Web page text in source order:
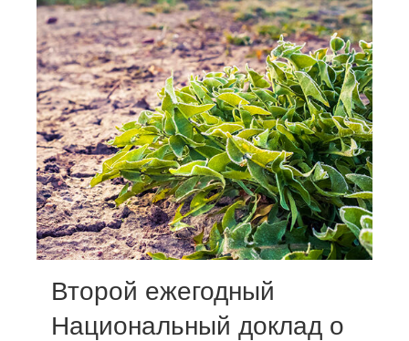
Об институте
Научные подразделения
Администрация
Сотрудники
Отчетность
Противодействие коррупции
Материалы для СМИ
Второй ежегодный
Национальный доклад о